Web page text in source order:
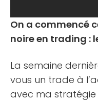
On a commencé
noire en trading :
La semaine
vous un trade à
avec ma